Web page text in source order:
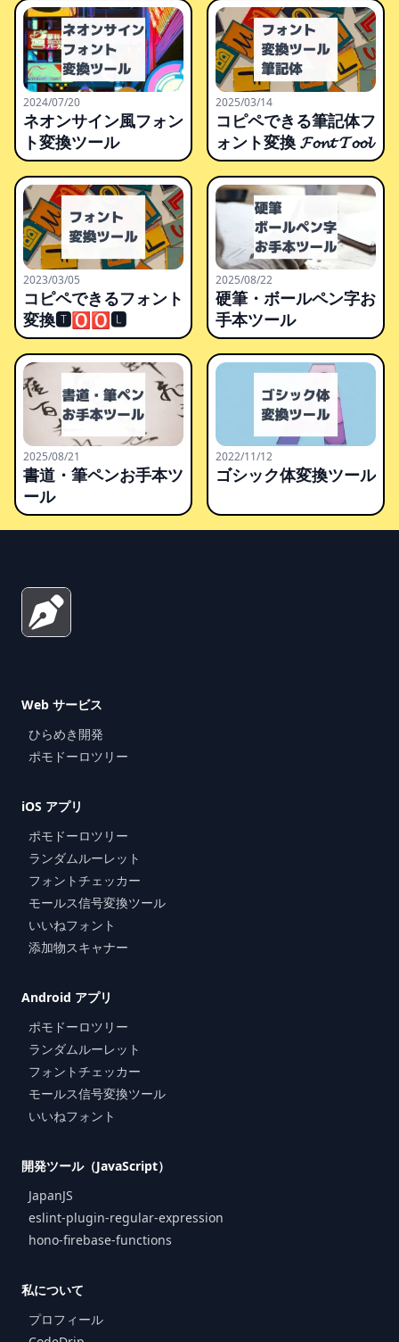
2024/07/20
ネオンサイン風フォン
ト変換ツール
2025/03/14
コピペできる筆記体フ
ォント変換 𝓕𝓸𝓷𝓽 𝓣𝓸𝓸𝓵
2023/03/05
コピペできるフォント
変換🆃🅾🅾🅻
2025/08/22
硬筆・ボールペン字お
手本ツール
2025/08/21
書道・筆ペンお手本ツ
ール
2022/11/12
ゴシック体変換ツール
Web サービス
ひらめき開発
ポモドーロツリー
iOS アプリ
ポモドーロツリー
ランダムルーレット
フォントチェッカー
モールス信号変換ツール
いいねフォント
添加物スキャナー
Android アプリ
ポモドーロツリー
ランダムルーレット
フォントチェッカー
モールス信号変換ツール
いいねフォント
開発ツール（JavaScript）
JapanJS
eslint-plugin-regular-expression
hono-firebase-functions
私について
プロフィール